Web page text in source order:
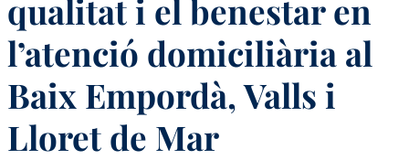
qualitat i el benestar en
l’atenció domiciliària al
Baix Empordà, Valls i
Lloret de Mar